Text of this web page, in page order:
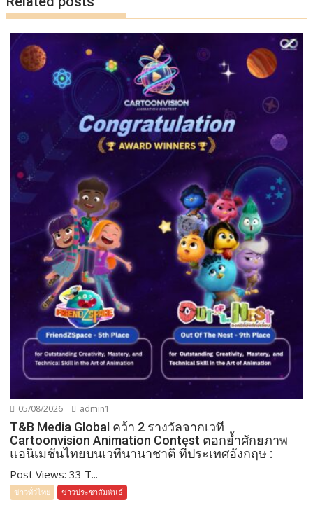
05/08/2026 admin1
T&B Media Global คว้า 2 รางวัลจากเวที
Cartoonvision Animation Contest ตอกย้ำศักยภาพ
แอนิเมชันไทยบนเวทีนานาชาติ ที่ประเทศอังกฤษ :
Post Views: 33 T...
ข่าวทั่วไทย ข่าวประชาสัมพันธ์